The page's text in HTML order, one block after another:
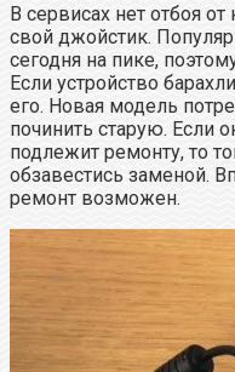
В сервисах нет отбоя
свой джойстик.
сегодня на пике,
Если устройство
его. Новая модель
починить старую. Если
подлежит ремонту, то
обзавестись заменой.
ремонт возможен.